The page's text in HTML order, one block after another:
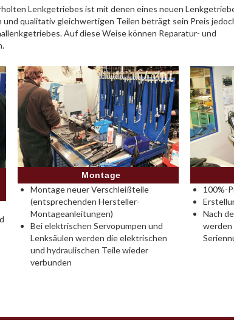
Lenkgetriebes ist mit denen eines neuen
qualitativ gleichwertigen Teilen beträgt sein Preis
Auf diese Weise können Reparatur- und
Montage
Montage neuer Verschleißteile
(entsprechenden Hersteller-
Montageanleitungen)
Bei elektrischen Servopumpen und
Lenksäulen werden die elektrischen
und hydraulischen Teile wieder
verbunden
100%-
Nach
werden